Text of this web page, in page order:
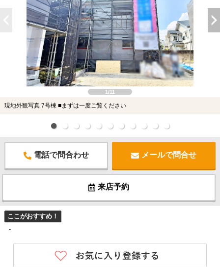
1/11
現地外観写真 7号棟 ■まずは一度ご覧ください
電話で問合わせ メールで問合せ
来店予約
ここがおすすめ！
-